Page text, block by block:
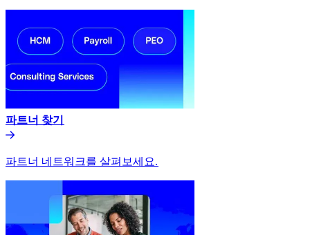
파트너 찾기​​
파트너 네트워크를 살펴보세요.​​